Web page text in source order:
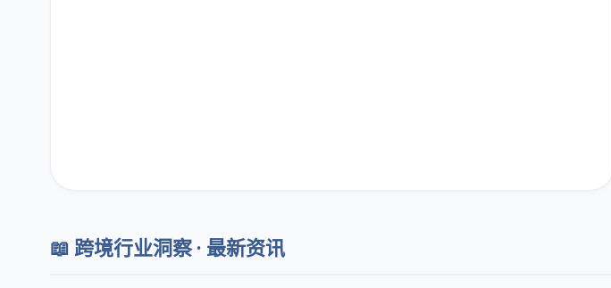
📖 跨境行业洞察 · 最新资讯